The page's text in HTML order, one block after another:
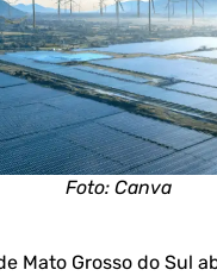
Foto: Canva
Mato Grosso do Sul